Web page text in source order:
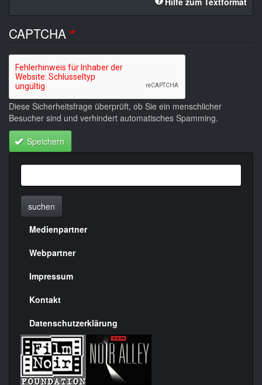
CAPTCHA
Diese Sicherheitsfrage überprüft, ob Sie ein menschlicher
Besucher sind und verhindert automatisches Spamming.
Speichern
suchen
Menülinks
rechte
Seite
Medienpartner
Webpartner
Impressum
Kontakt
Datenschutzerklärung